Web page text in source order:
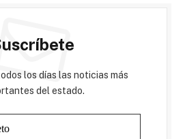
los días las noticias más
del estado.